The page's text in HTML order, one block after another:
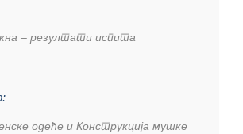
– резултати испита
одеће и Конструкција мушке